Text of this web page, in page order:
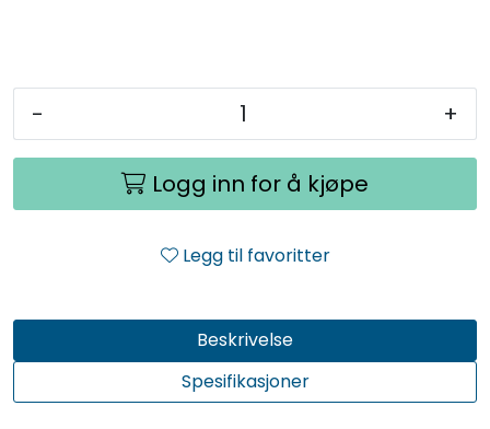
- +
Logg inn for å kjøpe
Legg til favoritter
Beskrivelse
Spesifikasjoner